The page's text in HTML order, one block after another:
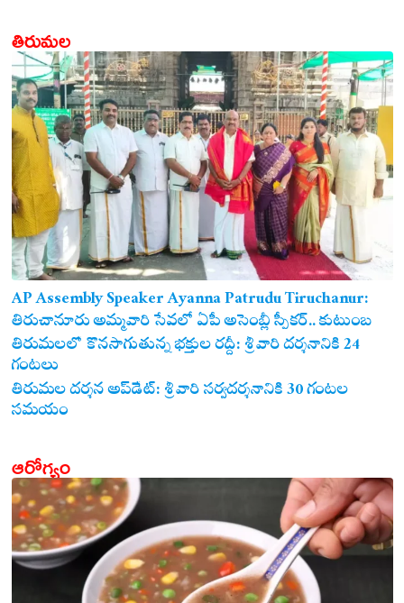
తిరుమల
AP Assembly Speaker Ayanna Patrudu Tiruchanur:
తిరుచానూరు అమ్మవారి సేవలో ఏపీ అసెంబ్లీ స్పీకర్.. కుటుంబ
సమేతంగా దర్శించుకున్న అయ్యన్నపాత్రుడు!
తిరుమలలో కొనసాగుతున్న భక్తుల రద్దీ: శ్రీవారి దర్శనానికి 24
గంటలు
తిరుమల దర్శన అప్‌డేట్: శ్రీవారి సర్వదర్శనానికి 30 గంటల
సమయం
ఆరోగ్యం